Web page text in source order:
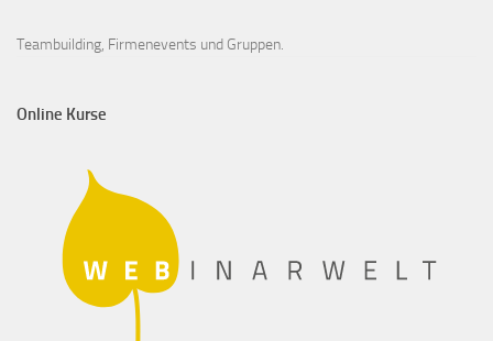
Teambuilding, Firmenevents und Gruppen.
Online Kurse